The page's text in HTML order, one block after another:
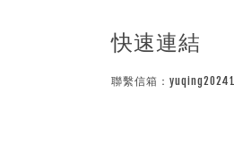
快速連結
聯繫信箱：